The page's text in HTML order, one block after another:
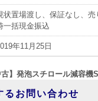
状置場渡し、保証なし、
一括現金振込
年11月25日
】発泡スチロール減容機
るお問い合わせ